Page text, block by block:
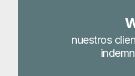
nuestros